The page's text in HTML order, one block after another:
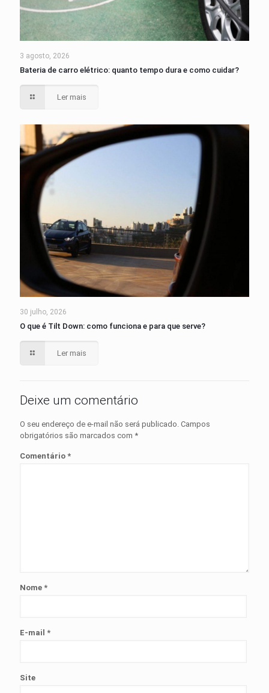
3 agosto, 2026
Bateria de carro elétrico: quanto tempo dura e como cuidar?
Ler mais
30 julho, 2026
O que é Tilt Down: como funciona e para que serve?
Ler mais
Deixe um comentário
O seu endereço de e-mail não será publicado. Campos
obrigatórios são marcados com *
Comentário *
Nome *
E-mail *
Site